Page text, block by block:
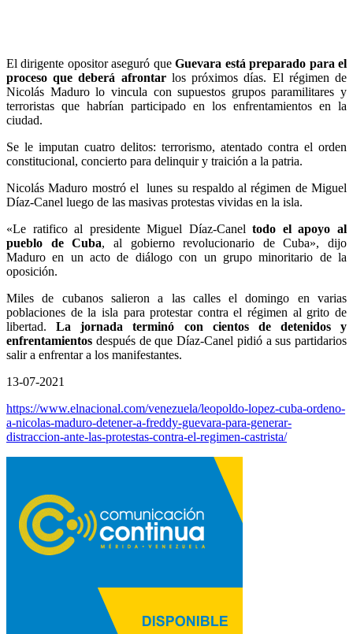
El dirigente opositor aseguró queGuevara está preparado para el
proceso que deberá afrontarlos próximos días. El régimen de
Nicolás Maduro lo vincula con supuestos grupos paramilitares y
terroristas que habrían participado en los enfrentamientos en la
ciudad.
Se le imputan cuatro delitos: terrorismo, atentado contra el orden
constitucional, concierto para delinquir y traición a la patria.
Nicolás Maduro mostró el lunes su respaldo al régimen de Miguel
Díaz-Canel luego de las masivas protestas vividas en la isla.
«Le ratifico al presidente Miguel Díaz-Caneltodo el apoyo al
pueblo de Cuba, al gobierno revolucionario de Cuba», dijo
Maduro en un acto de diálogo con un grupo minoritario de la
oposición.
Miles de cubanos salieron a las calles el domingo en varias
poblaciones de la isla para protestar contra el régimen al grito de
libertad.La jornada terminó con cientos de detenidos y
enfrentamientos después de que Díaz-Canel pidió a sus partidarios
salir a enfrentar a los manifestantes.
13-07-2021
https://www.elnacional.com/venezuela/leopoldo-lopez-cuba-ordeno-
a-nicolas-maduro-detener-a-freddy-guevara-para-generar-
distraccion-ante-las-protestas-contra-el-regimen-castrista/